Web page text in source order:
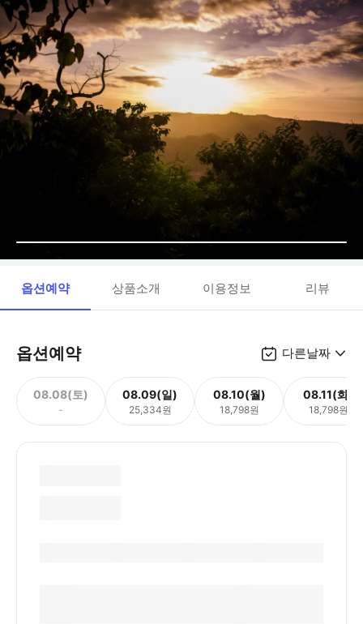
옵션예약 상품소개 이용정보 리뷰
옵션예약 다른날짜
08.08(토)
-
08.09(일)
25,334원
08.10(월)
18,798원
08.11(화)
18,798원